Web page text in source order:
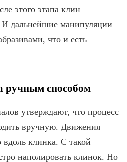
этого этапа клин
И дальнейшие манипуляции
что и есть –
ручным способом
утверждают, что процесс
вручную. Движения
вдоль клинка. С такой
наполировать клинок. Но